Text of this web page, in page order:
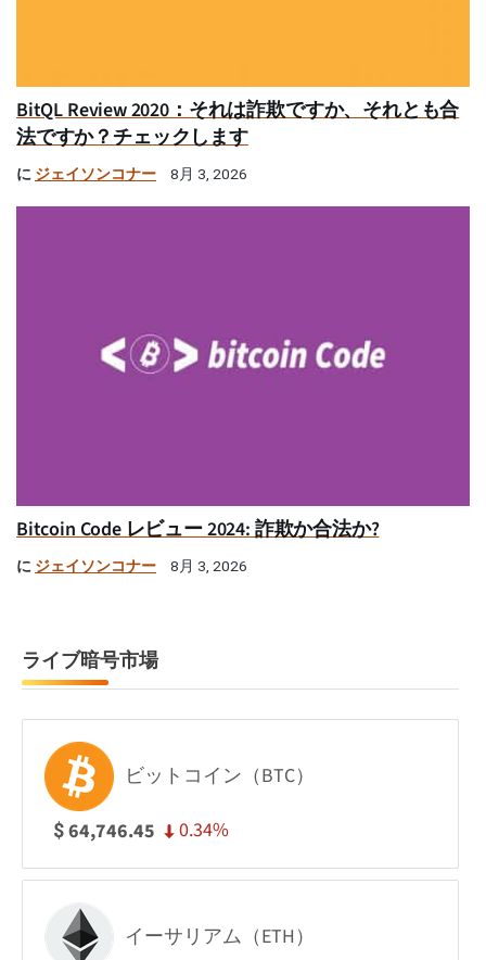
BitQL Review 2020：それは詐欺ですか、それとも合
法ですか？チェックします
に ジェイソンコナー 8月 3, 2026
Bitcoin Code レビュー 2024: 詐欺か合法か?
に ジェイソンコナー 8月 3, 2026
ライブ暗号市場
ビットコイン（BTC）
$64,746.45 0.34%
イーサリアム（ETH）